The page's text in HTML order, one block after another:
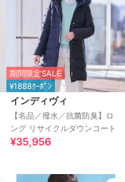
期間限定SALE
¥1888ｸｰﾎﾟﾝ
インディヴィ
【名品／撥水／抗菌防臭】ロ
ング リサイクルダウンコート
¥35,956